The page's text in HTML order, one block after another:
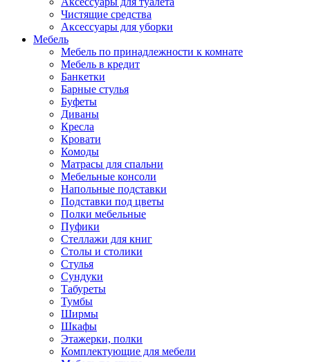
Чистящие средства
Аксессуары для уборки
Мебель
Мебель по принадлежности к комнате
Мебель в кредит
Банкетки
Барные стулья
Буфеты
Диваны
Кресла
Кровати
Комоды
Матрасы для спальни
Мебельные консоли
Напольные подставки
Подставки под цветы
Полки мебельные
Пуфики
Стеллажи для книг
Столы и столики
Стулья
Сундуки
Табуреты
Тумбы
Ширмы
Шкафы
Этажерки, полки
Комплектующие для мебели